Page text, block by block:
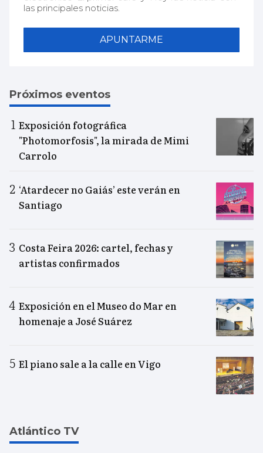
las principales noticias.
APUNTARME
Próximos eventos
Exposición fotográfica
"Photomorfosis", la mirada de Mimi
Carrolo
‘Atardecer no Gaiás’ este verán en
Santiago
Costa Feira 2026: cartel, fechas y
artistas confirmados
Exposición en el Museo do Mar en
homenaje a José Suárez
El piano sale a la calle en Vigo
Atlántico TV